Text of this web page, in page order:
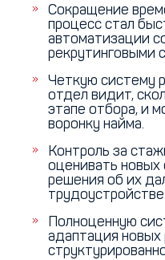
Сокращение
процесс стал
автоматизации
рекрутинговыми
Четкую систему
отдел видит,
этапе отбора, и
воронку найма.
Контроль за
оценивать новых
решения об их
трудоустройстве.
Полноценную
адаптация новых